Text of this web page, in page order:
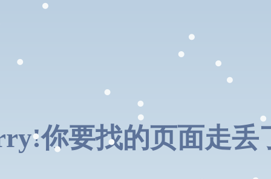
你要找的页面走丢